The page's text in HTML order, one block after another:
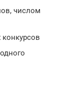
числом